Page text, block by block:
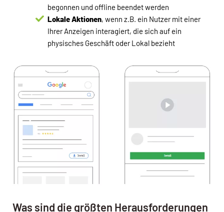
begonnen und offline beendet werden
Lokale Aktionen, wenn z.B. ein Nutzer mit einer
Ihrer Anzeigen interagiert, die sich auf ein
physisches Geschäft oder Lokal bezieht
Was sind die größten Herausforderungen